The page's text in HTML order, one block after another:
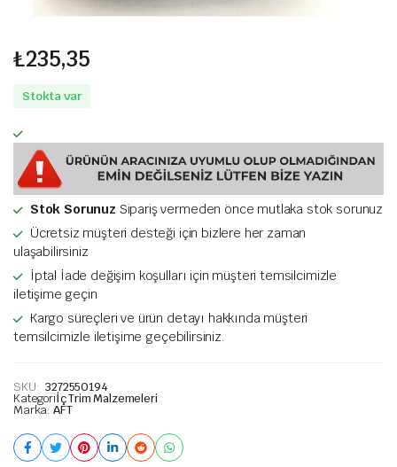
₺235,35
Stokta var
Stok Sorunuz Sipariş vermeden önce mutlaka stok sorunuz
Ücretsiz müşteri desteği için bizlere her zaman
ulaşabilirsiniz
İptal İade değişim koşulları için müşteri temsilcimizle
iletişime geçin
Kargo süreçleri ve ürün detayı hakkında müşteri
temsilcimizle iletişime geçebilirsiniz.
SKU: 3272550194
Kategoriİç Trim Malzemeleri
Marka: AFT